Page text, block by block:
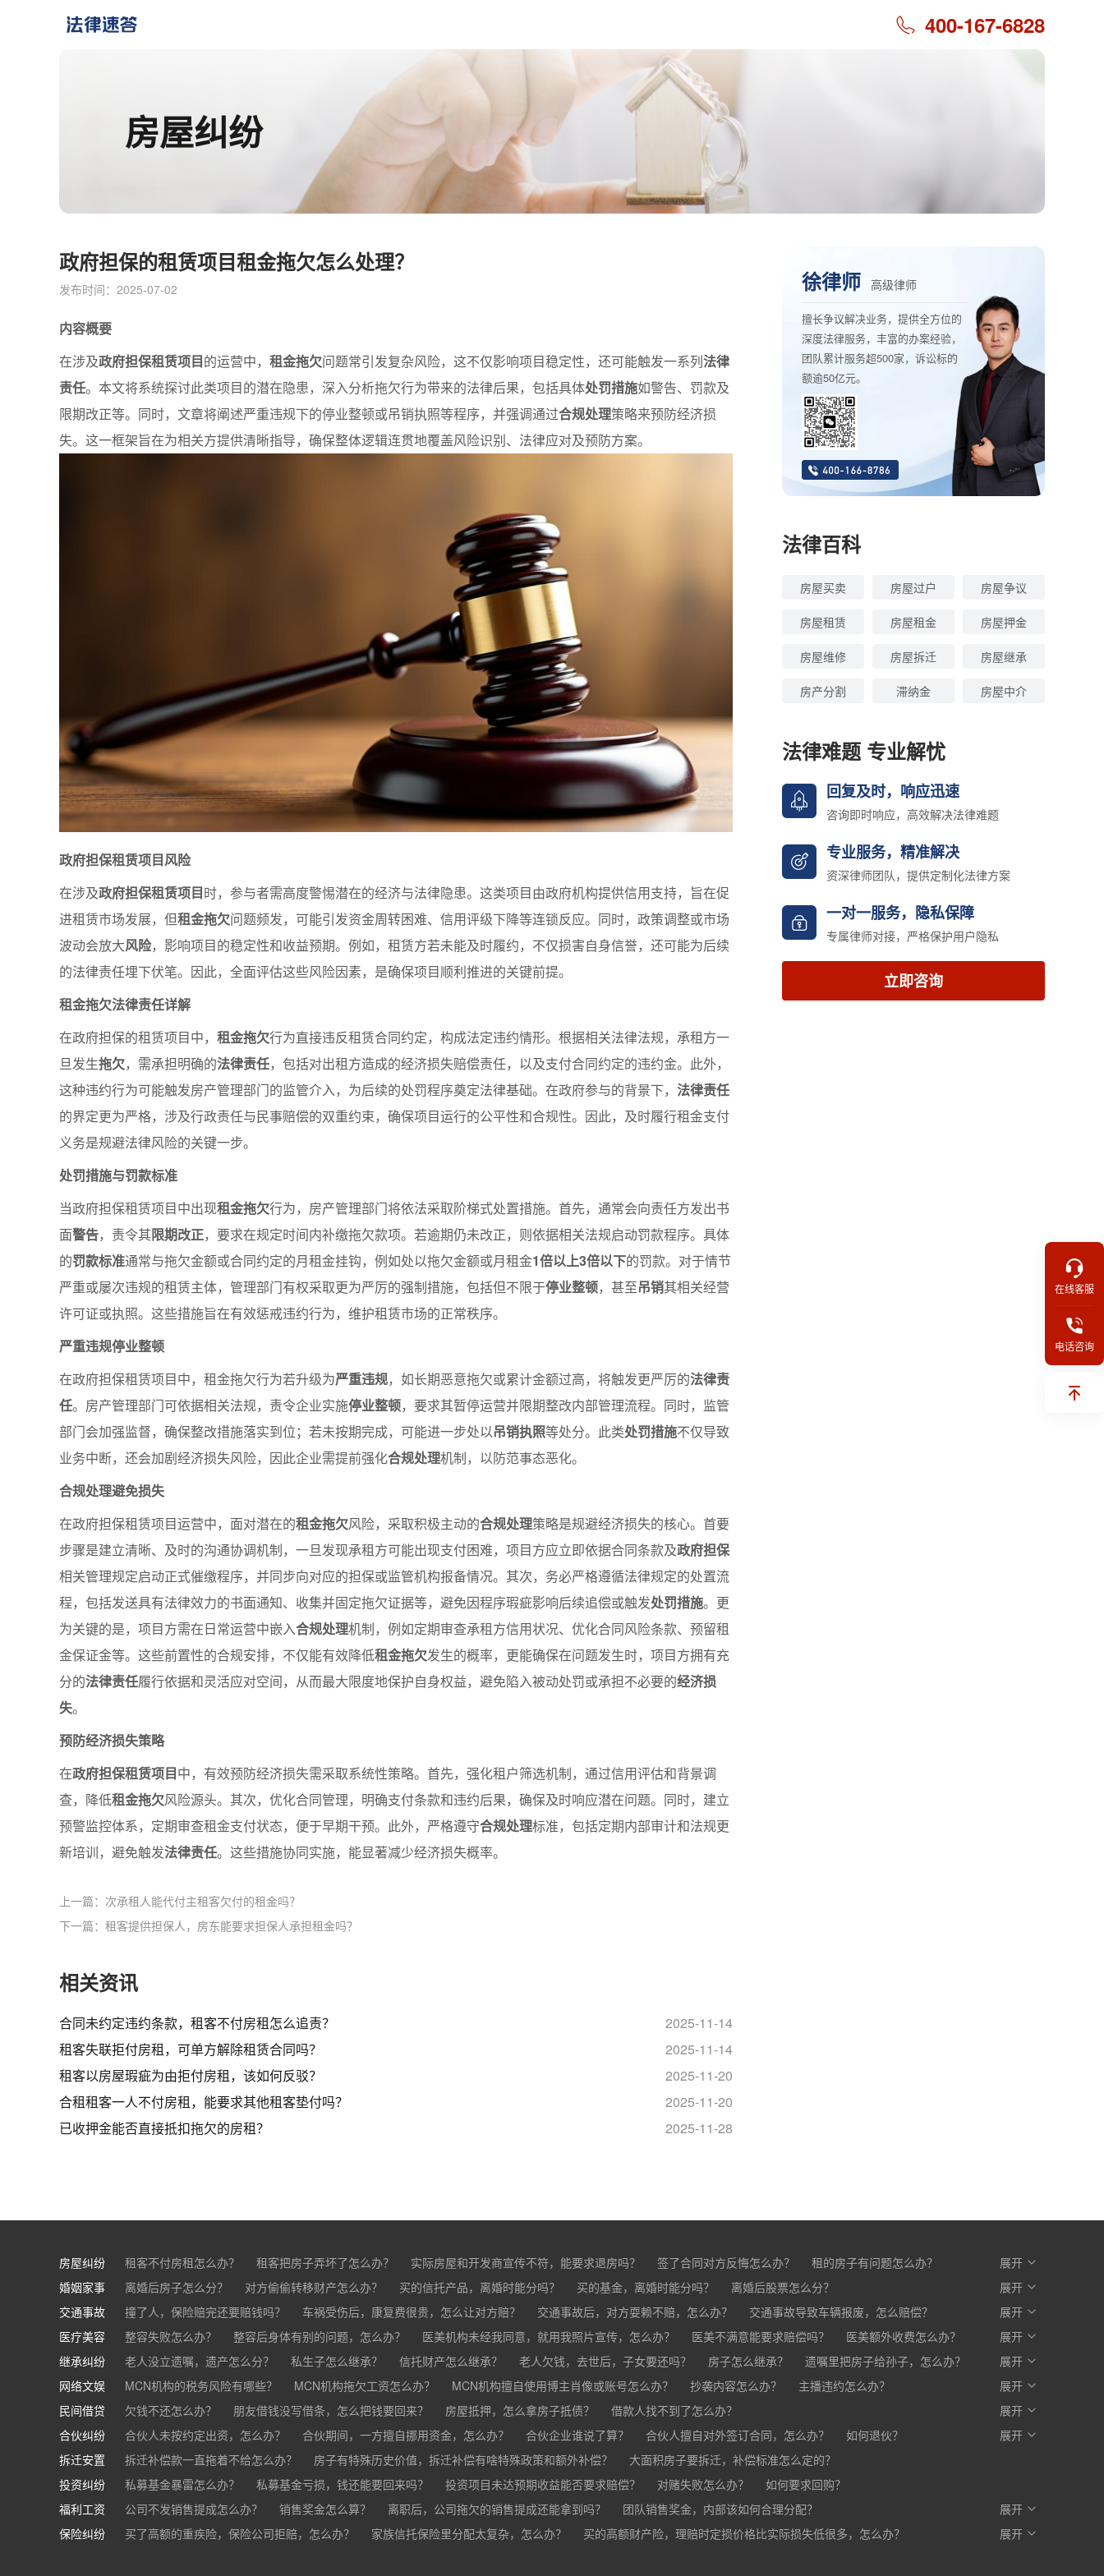
400-167-6828
房屋纠纷
政府担保的租赁项目租金拖欠怎么处理？
发布时间：2025-07-02
内容概要
在涉及政府担保租赁项目的运营中， 租金拖欠问题常引发复杂风险，这不仅影响项目稳定性，还可能触发一系列法律
责任。本文将系统探讨此类项目的潜在隐患，深入分析拖欠行为带来的法律后果，包括具体处罚措施如警告、罚款及
限期改正等。同时，文章将阐述严重违规下的停业整顿或吊销执照等程序，并强调通过合规处理策略来预防经济损
失。这一框架旨在为相关方提供清晰指导，确保整体逻辑连贯地覆盖风险识别、法律应对及预防方案。
政府担保租赁项目风险
在涉及政府担保租赁项目时，参与者需高度警惕潜在的经济与法律隐患。这类项目由政府机构提供信用支持，旨在促
进租赁市场发展，但租金拖欠问题频发，可能引发资金周转困难、信用评级下降等连锁反应。同时，政策调整或市场
波动会放大风险，影响项目的稳定性和收益预期。例如，租赁方若未能及时履约，不仅损害自身信誉，还可能为后续
的法律责任埋下伏笔。因此，全面评估这些风险因素，是确保项目顺利推进的关键前提。
租金拖欠法律责任详解
在政府担保的租赁项目中， 租金拖欠行为直接违反租赁合同约定，构成法定违约情形。根据相关法律法规，承租方一
旦发生拖欠，需承担明确的法律责任，包括对出租方造成的经济损失赔偿责任，以及支付合同约定的违约金。此外，
这种违约行为可能触发房产管理部门的监管介入，为后续的处罚程序奠定法律基础。在政府参与的背景下， 法律责任
的界定更为严格，涉及行政责任与民事赔偿的双重约束，确保项目运行的公平性和合规性。因此，及时履行租金支付
义务是规避法律风险的关键一步。
处罚措施与罚款标准
当政府担保租赁项目中出现租金拖欠行为，房产管理部门将依法采取阶梯式处置措施。首先，通常会向责任方发出书
面警告，责令其限期改正，要求在规定时间内补缴拖欠款项。若逾期仍未改正，则依据相关法规启动罚款程序。具体
的罚款标准通常与拖欠金额或合同约定的月租金挂钩，例如处以拖欠金额或月租金1倍以上3倍以下的罚款。对于情节
严重或屡次违规的租赁主体，管理部门有权采取更为严厉的强制措施，包括但不限于停业整顿，甚至吊销其相关经营
许可证或执照。这些措施旨在有效惩戒违约行为，维护租赁市场的正常秩序。
严重违规停业整顿
在政府担保租赁项目中，租金拖欠行为若升级为严重违规，如长期恶意拖欠或累计金额过高，将触发更严厉的法律责
任。房产管理部门可依据相关法规，责令企业实施停业整顿，要求其暂停运营并限期整改内部管理流程。同时，监管
部门会加强监督，确保整改措施落实到位；若未按期完成，可能进一步处以吊销执照等处分。此类处罚措施不仅导致
业务中断，还会加剧经济损失风险，因此企业需提前强化合规处理机制，以防范事态恶化。
合规处理避免损失
在政府担保租赁项目运营中，面对潜在的租金拖欠风险，采取积极主动的合规处理策略是规避经济损失的核心。首要
步骤是建立清晰、及时的沟通协调机制，一旦发现承租方可能出现支付困难，项目方应立即依据合同条款及政府担保
相关管理规定启动正式催缴程序，并同步向对应的担保或监管机构报备情况。其次，务必严格遵循法律规定的处置流
程，包括发送具有法律效力的书面通知、收集并固定拖欠证据等，避免因程序瑕疵影响后续追偿或触发处罚措施。更
为关键的是，项目方需在日常运营中嵌入合规处理机制，例如定期审查承租方信用状况、优化合同风险条款、预留租
金保证金等。这些前置性的合规安排，不仅能有效降低租金拖欠发生的概率，更能确保在问题发生时，项目方拥有充
分的法律责任履行依据和灵活应对空间，从而最大限度地保护自身权益，避免陷入被动处罚或承担不必要的经济损
失。
预防经济损失策略
在政府担保租赁项目中，有效预防经济损失需采取系统性策略。首先，强化租户筛选机制，通过信用评估和背景调
查，降低租金拖欠风险源头。其次，优化合同管理，明确支付条款和违约后果，确保及时响应潜在问题。同时，建立
预警监控体系，定期审查租金支付状态，便于早期干预。此外，严格遵守合规处理标准，包括定期内部审计和法规更
新培训，避免触发法律责任。这些措施协同实施，能显著减少经济损失概率。
上一篇：次承租人能代付主租客欠付的租金吗？
下一篇：租客提供担保人，房东能要求担保人承担租金吗？
相关资讯
合同未约定违约条款，租客不付房租怎么追责？
2025-11-14
租客失联拒付房租，可单方解除租赁合同吗？
2025-11-14
租客以房屋瑕疵为由拒付房租，该如何反驳？
2025-11-20
合租租客一人不付房租，能要求其他租客垫付吗？
2025-11-20
已收押金能否直接抵扣拖欠的房租？
2025-11-28
徐律师 高级律师
擅长争议解决业务，提供全方位的
深度法律服务，丰富的办案经验，
团队累计服务超500家，诉讼标的
额逾50亿元。
法律百科
房屋买卖 房屋过户 房屋争议
房屋租赁 房屋租金 房屋押金
房屋维修 房屋拆迁 房屋继承
房产分割 滞纳金 房屋中介
法律难题 专业解忧
回复及时，响应迅速
咨询即时响应，高效解决法律难题
专业服务，精准解决
资深律师团队，提供定制化法律方案
一对一服务，隐私保障
专属律师对接，严格保护用户隐私
立即咨询
房屋纠纷 租客不付房租怎么办？ 租客把房子弄坏了怎么办？ 实际房屋和开发商宣传不符，能要求退房吗？ 签了合同对方反悔怎么办？
租的房子有问题怎么办？
房东不退押金怎么办？
买房的定金能退吗？ 买的房子有问题怎么办？ 买家跳单怎么办？ 购买的房子有抵押怎么办？ 开发商不交房怎么办?
展开
婚姻家事
离婚后房子怎么分？ 对方偷偷转移财产怎么办？ 买的信托产品，离婚时能分吗？ 买的基金，离婚时能分吗？
离婚后股票怎么分？
离婚了公司股权怎么处理？
离婚后财产怎么分？
展开
交通事故
撞了人，保险赔完还要赔钱吗？ 车祸受伤后，康复费很贵，怎么让对方赔？ 交通事故后，对方耍赖不赔，怎么办？
交通事故导致车辆报废，怎么赔偿？
交通事故中，医保和对方赔偿能同时拿吗？
车祸导致人死亡，怎么办？
展开
医疗美容
整容失败怎么办？ 整容后身体有别的问题，怎么办？ 医美机构未经我同意，就用我照片宣传，怎么办？ 医美不满意能要求赔偿吗？
医美额外收费怎么办？
医美机构宣传的与实际结果不符怎么办？
医疗事故怎么赔偿？ 手术失败怎么赔？
康复治疗费用高昂，医院说只赔一部分，剩下的怎么办？
医疗器械出问题，怎么办？
展开
继承纠纷
老人没立遗嘱，遗产怎么分？ 私生子怎么继承？ 信托财产怎么继承？ 老人欠钱，去世后，子女要还吗？ 房子怎么继承？
遗嘱里把房子给孙子，怎么办？
基金怎么继承？
股票怎么继承？
展开
网络文娱
MCN机构的税务风险有哪些？ MCN机构拖欠工资怎么办？ MCN机构擅自使用博主肖像或账号怎么办？ 抄袭内容怎么办？
主播违约怎么办？
抖音账号归谁？
展开
民间借贷
欠钱不还怎么办？ 朋友借钱没写借条，怎么把钱要回来？ 房屋抵押，怎么拿房子抵债？
借款人找不到了怎么办？
帮人担保借款，对方不还，我要承担全部责任吗？
展开
合伙纠纷
合伙人未按约定出资，怎么办？ 合伙期间，一方擅自挪用资金，怎么办？ 合伙企业谁说了算？ 合伙人擅自对外签订合同，怎么办？
如何退伙？
和合伙人有矛盾，怎么办？
展开
拆迁安置
拆迁补偿款一直拖着不给怎么办？ 房子有特殊历史价值，拆迁补偿有啥特殊政策和额外补偿？
大面积房子要拆迁，补偿标准怎么定的？
投资纠纷
私募基金暴雷怎么办？ 私募基金亏损，钱还能要回来吗？ 投资项目未达预期收益能否要求赔偿？ 对赌失败怎么办？
如何要求回购？
福利工资
公司不发销售提成怎么办？ 销售奖金怎么算？ 离职后，公司拖欠的销售提成还能拿到吗？
团队销售奖金，内部该如何合理分配？
销售目标未完成，公司有权不发提成和奖金吗？
公司变更提成和奖金制度，之前的业绩怎么算？
销售提成和奖金未写入合同，有口头约定有效吗？
展开
保险纠纷
买了高额的重疾险，保险公司拒赔，怎么办？ 家族信托保险里分配太复杂，怎么办？
买的高额财产险，理赔时定损价格比实际损失低很多，怎么办？
展开
在线客服
电话咨询